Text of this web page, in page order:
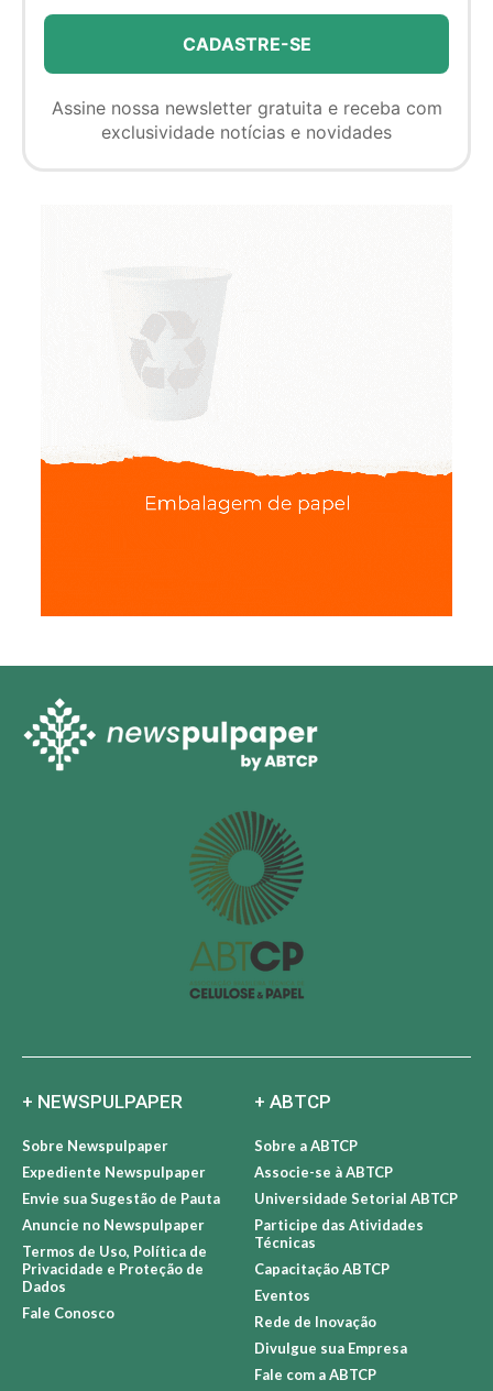
Assine nossa newsletter gratuita e receba com
exclusividade notícias e novidades
+ NEWSPULPAPER
Sobre Newspulpaper
Expediente Newspulpaper
Envie sua Sugestão de Pauta
Anuncie no Newspulpaper
Termos de Uso, Política de
Privacidade e Proteção de
Dados
Fale Conosco
+ ABTCP
Sobre a ABTCP
Associe-se à ABTCP
Universidade Setorial ABTCP
Participe das Atividades
Técnicas
Capacitação ABTCP
Eventos
Rede de Inovação
Divulgue sua Empresa
Fale com a ABTCP